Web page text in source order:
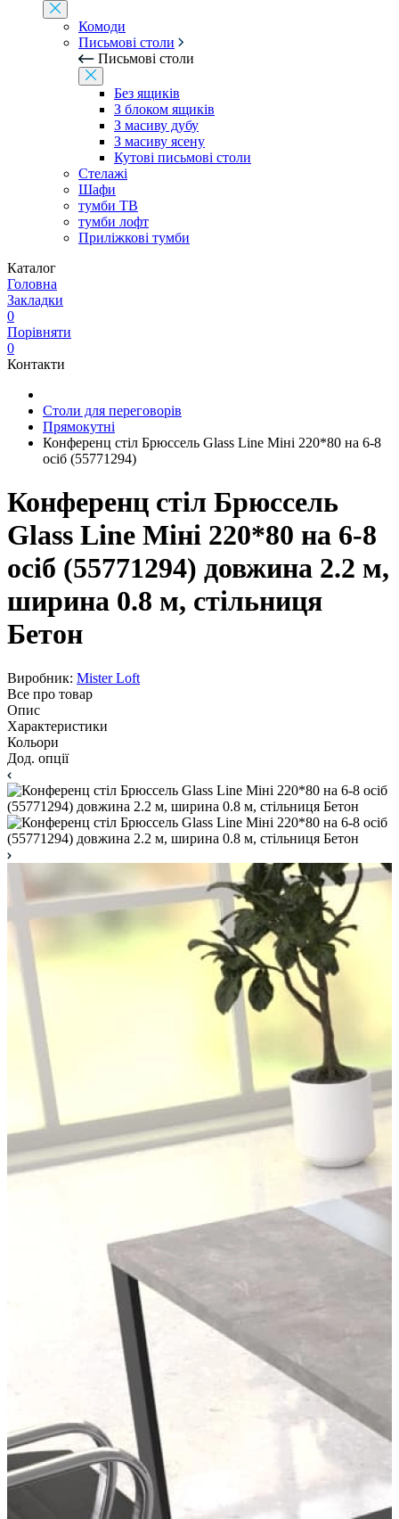
Комоди
Письмові столи
Письмові столи
Без ящиків
З блоком ящиків
З масиву дубу
З масиву ясену
Кутові письмові столи
Стелажі
Шафи
тумби ТВ
тумби лофт
Приліжкові тумби
Каталог
Головна
Закладки
0
Порівняти
0
Контакти
Столи для переговорів
Прямокутні
Конференц стіл Брюссель Glass Line Міні 220*80 на 6-8
осіб (55771294)
Конференц стіл Брюссель
Glass Line Міні 220*80 на 6-8
осіб (55771294) довжина 2.2 м,
ширина 0.8 м, стільниця
Бетон
Виробник: Mister Loft
Все про товар
Опис
Характеристики
Кольори
Дод. опції